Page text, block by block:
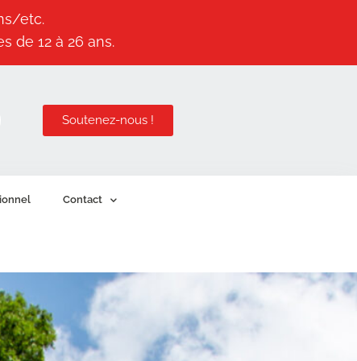
etc.
de 12 à 26 ans.
Soutenez-nous !
Contact